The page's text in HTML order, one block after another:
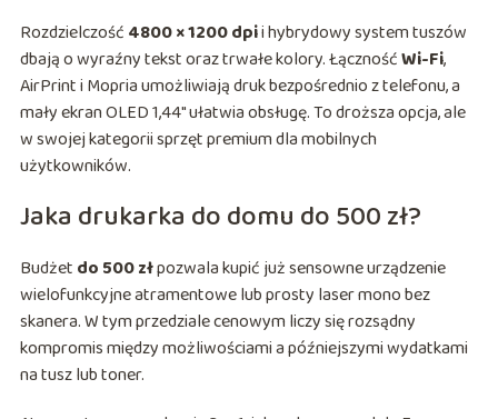
Rozdzielczość 4800 × 1200 dpii hybrydowy system tuszów
dbają o wyraźny tekst oraz trwałe kolory. ŁącznośćWi-Fi,
AirPrint i Mopria umożliwiają druk bezpośrednio z telefonu, a
mały ekran OLED 1,44″ ułatwia obsługę. To droższa opcja, ale
w swojej kategorii sprzęt premium dla mobilnych
użytkowników.
Jaka drukarka do domu do 500 zł?
Budżet do 500 złpozwala kupić już sensowne urządzenie
wielofunkcyjne atramentowe lub prosty laser mono bez
skanera. W tym przedziale cenowym liczy się rozsądny
kompromis między możliwościami a późniejszymi wydatkami
na tusz lub toner.